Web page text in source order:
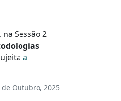
Sessão 2
a
Outubro, 2025